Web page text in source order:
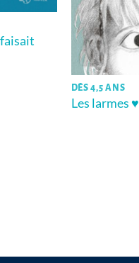
faisait
DÈS 4,5 ANS
Les larmes ♥